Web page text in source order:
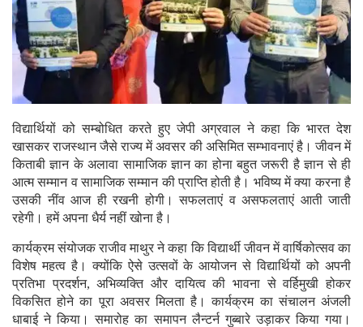
विद्यार्थियों को सम्बोधित करते हुए जेपी अग्रवाल ने कहा कि भारत देश
खासकर राजस्थान जैसे राज्य में अवसर की असिमित सम्भावनाएं है। जीवन में
किताबी ज्ञान के अलावा सामाजिक ज्ञान का होना बहुत जरूरी है ज्ञान से ही
आत्म सम्मान व सामाजिक सम्मान की प्राप्ति होती है। भविष्य में क्या करना है
उसकी नींव आज ही रखनी होगी। सफलताएं व असफलताएं आती जाती
रहेगी। हमें अपना धैर्य नहीं खोना है।
कार्यक्रम संयोजक राजीव माथुर ने कहा कि विद्यार्थी जीवन में वार्षिकोत्सव का
विशेष महत्व है। क्योंकि ऐसे उत्सवों के आयोजन से विद्यार्थियों को अपनी
प्रतिभा प्रदर्शन, अभिव्यक्ति और दायित्व की भावना से वर्हिमुखी होकर
विकसित होने का पूरा अवसर मिलता है। कार्यक्रम का संचालन अंजली
धाबाई ने किया। समारोह का समापन लैन्टर्न गुब्बारे उड़ाकर किया गया।